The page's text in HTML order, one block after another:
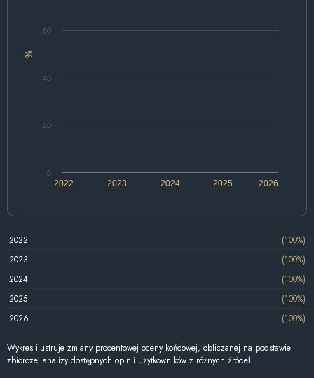
%
2022 2024 2026
2023 2025
0
20
40
60
2022
(100%)
2023
(100%)
2024
(100%)
2025
(100%)
2026
(100%)
Wykres ilustruje zmiany procentowej oceny końcowej, obliczanej na podstawie
zbiorczej analizy dostępnych opinii użytkowników z różnych źródeł.